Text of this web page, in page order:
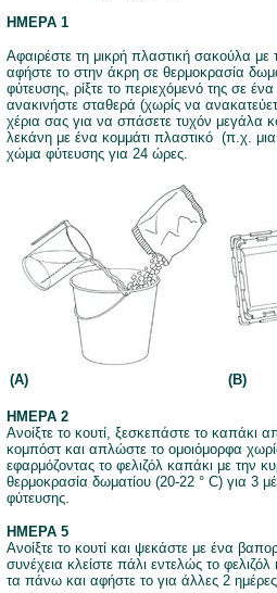
ΗΜΕΡΑ 1
Αφαιρέστε τη μικρή πλαστική σακούλα
αφήστε το στην άκρη σε θερμοκρασία
φύτευσης, ρίξτε το περιεχόμενό της σε
ανακινήστε σταθερά (χωρίς να
χέρια σας για να σπάσετε τυχόν μεγάλα
λεκάνη με ένα κομμάτι πλαστικό (π.χ.
χώμα φύτευσης για 24 ώρες.
(A) (B)
ΗΜΕΡΑ 2
Ανοίξτε το κουτί, ξεσκεπάστε το καπάκι
κομπόστ και απλώστε το ομοιόμορφα
εφαρμόζοντας το φελιζόλ καπάκι με την
θερμοκρασία δωματίου (20-22 ° C) για 3
φύτευσης.
ΗΜΕΡΑ 5
Ανοίξτε το κουτί και ψεκάστε με ένα
συνέχεια κλείστε πάλι εντελώς το
τα πάνω και αφήστε το για άλλες 2